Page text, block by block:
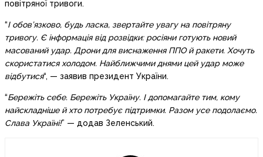
повітряної тривоги.
“І обов’язково, будь ласка, звертайте увагу на повітряну
тривогу. Є інформація від розвідки: росіяни готують новий
масований удар. Дрони для виснаження ППО й ракети. Хочуть
скористатися холодом. Найближчими днями цей удар може
відбутися“, — заявив президент України.
“Бережіть себе. Бережіть Україну. І допомагайте тим, кому
найскладніше й хто потребує підтримки. Разом усе подолаємо.
Слава Україні!” — додав Зеленський.